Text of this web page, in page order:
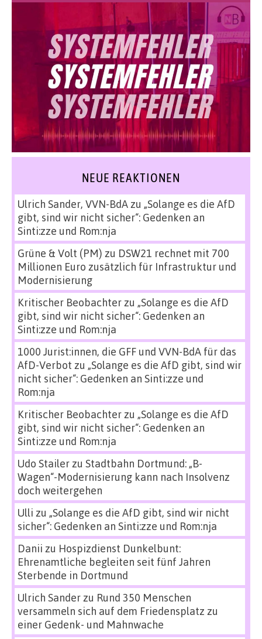
NEUE REAKTIONEN
Ulrich Sander, VVN-BdAzu „Solange es die AfD
gibt, sind wir nicht sicher“: Gedenken an
Sinti:zze und Rom:nja
Grüne & Volt (PM) zu DSW21 rechnet mit 700
Millionen Euro zusätzlich für Infrastruktur und
Modernisierung
Kritischer Beobachterzu „Solange es die AfD
gibt, sind wir nicht sicher“: Gedenken an
Sinti:zze und Rom:nja
1000 Jurist:innen, die GFF und VVN-BdA für das
AfD-Verbot zu „Solange es die AfD gibt, sind wir
nicht sicher“: Gedenken an Sinti:zze und
Rom:nja
Kritischer Beobachterzu „Solange es die AfD
gibt, sind wir nicht sicher“: Gedenken an
Sinti:zze und Rom:nja
Udo Stailerzu Stadtbahn Dortmund: „B-
Wagen“-Modernisierung kann nach Insolvenz
doch weitergehen
Ulli zu „Solange es die AfD gibt, sind wir nicht
sicher“: Gedenken an Sinti:zze und Rom:nja
Danii zu Hospizdienst Dunkelbunt:
Ehrenamtliche begleiten seit fünf Jahren
Sterbende in Dortmund
Ulrich Sanderzu Rund 350 Menschen
versammeln sich auf dem Friedensplatz zu
einer Gedenk- und Mahnwache